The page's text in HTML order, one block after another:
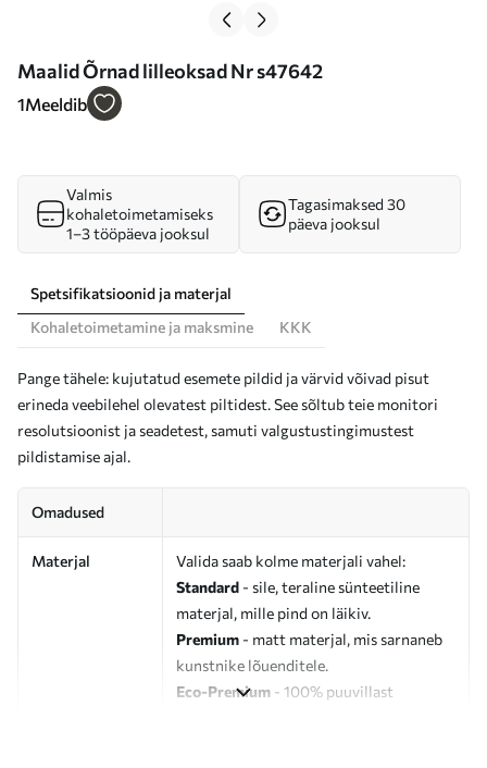
Maalid Õrnad lilleoksad Nr s47642
1Meeldib
Valmis
kohaletoimetamiseks
1–3 tööpäeva jooksul
Tagasimaksed 30
päeva jooksul
Spetsifikatsioonid ja materjal
Kohaletoimetamine ja maksmine
KKK
Pange tähele: kujutatud esemete pildid ja värvid võivad pisut
erineda veebilehel olevatest piltidest. See sõltub teie monitori
resolutsioonist ja seadetest, samuti valgustustingimustest
pildistamise ajal.
Omadused
Materjal
Valida saab kolme materjali vahel:
Standard - sile, teraline sünteetiline
materjal, mille pind on läikiv.
Premium - matt materjal, mis sarnaneb
kunstnike lõuenditele.
Eco-Premium - 100% puuvillast